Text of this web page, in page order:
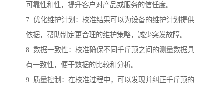
可靠性和性，提升客户对产品或服务的信任度。
7. 优化维护计划：校准结果可以为设备的维护计划提供
依据，帮助制定更合理的维护策略，减少突发故障。
8. 数据一致性：校准确保不同千斤顶之间的测量数据具
有一致性，便于数据的比较和分析。
9. 质量控制：在校准过程中，可以发现并纠正千斤顶的